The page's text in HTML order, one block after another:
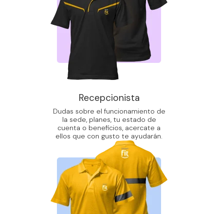
Recepcionista
Dudas sobre el funcionamiento de
la sede, planes, tu estado de
cuenta o beneficios, acercate a
ellos que con gusto te ayudarán.